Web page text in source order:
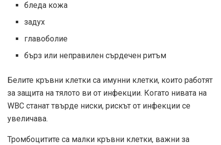
бледа кожа
задух
главоболие
бърз или неправилен сърдечен ритъм
Белите кръвни клетки са имунни клетки, които работят
за защита на тялото ви от инфекции. Когато нивата на
WBC станат твърде ниски, рискът от инфекции се
увеличава.
Тромбоцитите са малки кръвни клетки, важни за